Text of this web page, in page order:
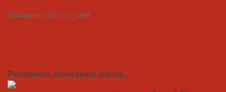
Instagram: @m1ss_juliet
Potrebbero interessarti anche...